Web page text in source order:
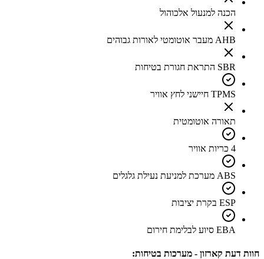
הכנה למנעול אלכוהול
AHB מעבר אוטומטי לאורות גבוהים
SBR התראת חגורת בטיחות
TPMS חיישני לחץ אוויר
תאורה אוטומטית
4 כריות אוויר
ABS מערכת למניעת נעילת גלגלים
ESP בקרת יציבות
EBA סיוע לבלימת חירום
חוות דעת קארזון - מערכות בטיחות: